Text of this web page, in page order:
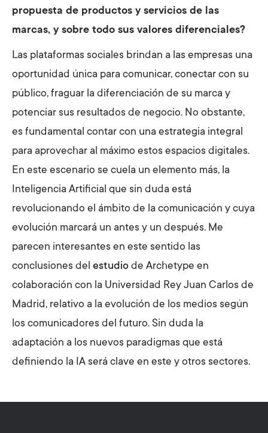
propuesta de productos y servicios de las
marcas, y sobre todo sus valores diferenciales?
Las plataformas sociales brindan a las empresas una
oportunidad única para comunicar, conectar con su
público, fraguar la diferenciación de su marca y
potenciar sus resultados de negocio. No obstante,
es fundamental contar con una estrategia integral
para aprovechar al máximo estos espacios digitales.
En este escenario se cuela un elemento más, la
Inteligencia Artificial que sin duda está
revolucionando el ámbito de la comunicación y cuya
evolución marcará un antes y un después. Me
parecen interesantes en este sentido las
conclusiones del estudio de Archetype en
colaboración con la Universidad Rey Juan Carlos de
Madrid, relativo a la evolución de los medios según
los comunicadores del futuro. Sin duda la
adaptación a los nuevos paradigmas que está
definiendo la IA será clave en este y otros sectores.